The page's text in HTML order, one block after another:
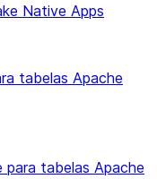
Native Apps
tabelas Apache
para tabelas Apache